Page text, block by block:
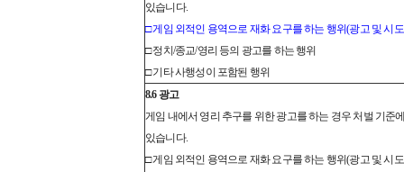
있습니다.
□ 게임 외적인 용역으로 재화 요구를 하는 행위(광고 및 시
□ 정치/종교/영리 등의 광고를 하는 행위
□ 기타 사행성이 포함된 행위
8.6 광고
게임 내에서 영리 추구를 위한 광고를 하는 경우 처벌 기준
있습니다.
□ 게임 외적인 용역으로 재화 요구를 하는 행위(광고 및 시